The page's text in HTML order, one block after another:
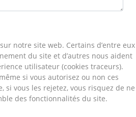
notre site web. Certains d’entre eux
du site et d’autres nous aident
utilisateur (cookies traceurs).
si vous autorisez ou non ces
si vous les rejetez, vous risquez de ne
des fonctionnalités du site.